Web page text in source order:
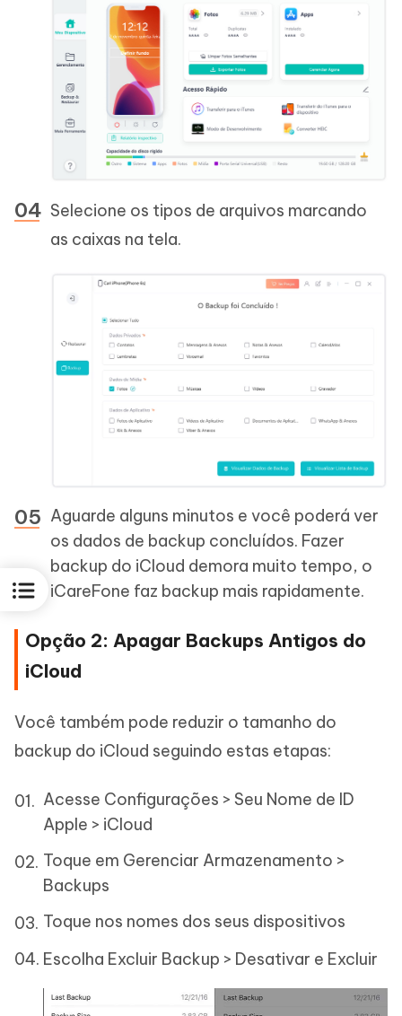
Selecione os tipos de arquivos marcando
as caixas na tela.
Aguarde alguns minutos e você poderá ver
os dados de backup concluídos. Fazer
backup do iCloud demora muito tempo, o
iCareFone faz backup mais rapidamente.
Opção 2: Apagar Backups Antigos do
iCloud
Você também pode reduzir o tamanho do
backup do iCloud seguindo estas etapas:
Acesse Configurações > Seu Nome de ID
Apple > iCloud
Toque em Gerenciar Armazenamento >
Backups
Toque nos nomes dos seus dispositivos
Escolha Excluir Backup > Desativar e Excluir